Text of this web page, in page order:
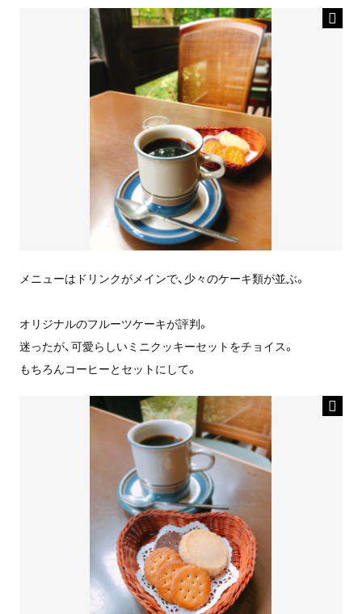
メニューはドリンクがメインで、少々のケーキ類が並ぶ。
オリジナルのフルーツケーキが評判。
迷ったが、可愛らしいミニクッキーセットをチョイス。
もちろんコーヒーとセットにして。